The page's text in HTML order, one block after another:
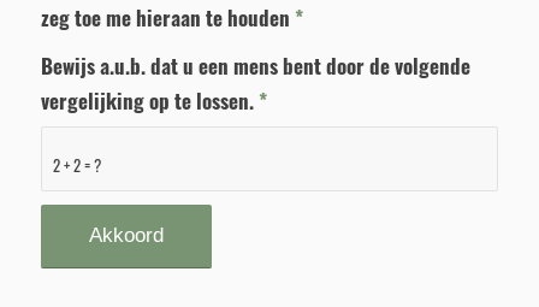
zeg toe me hieraan te houden *
2 + 2 = ?
Bewijs a.u.b. dat u een mens bent door de volgende
vergelijking op te lossen. *